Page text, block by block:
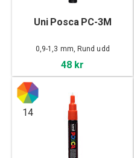
Uni Posca PC-3M
0,9-1,3 mm, Rund udd
48 kr
14